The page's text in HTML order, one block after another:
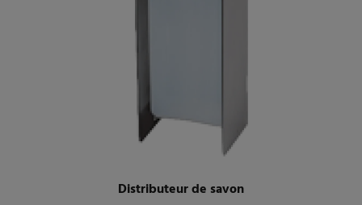
Distributeur de savon